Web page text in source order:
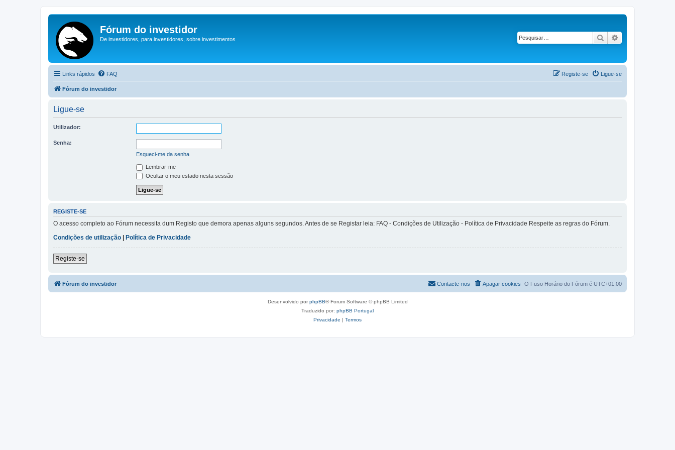
Fórum do investidor
De investidores, para investidores, sobre investimentos Pesquisar
Links rápidos FAQ Ligue-se
Registe-se
Fórum do investidor
Ligue-se
Utilizador:
Senha:
Esqueci-me da senha
Lembrar-me
Ocultar o meu estado nesta sessão
REGISTE-SE
O acesso completo ao Fórum necessita dum Registo que demora apenas alguns segundos. Antes de se Registar leia: FAQ - Condições de Utilização - Política de Privacidade Respeite as regras do Fórum.
Condições de utilização | Política de Privacidade
Registe-se
Fórum do investidor O Fuso Horário do Fórum é UTC+01:00
Apagar cookies
Contacte-nos
Desenvolvido porphpBB® Forum Software © phpBB Limited
Traduzido por: phpBB Portugal
Privacidade | Termos